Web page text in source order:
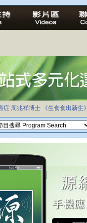
症 周兆祥博士 《生食食出新生》